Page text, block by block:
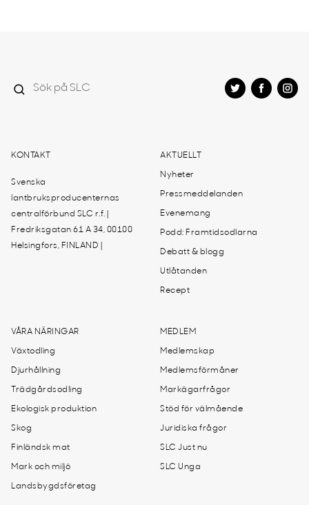
KONTAKT
Svenska
lantbruksproducenternas
centralförbund SLC r.f. |
Fredriksgatan 61 A 34, 00100
Helsingfors, FINLAND |
AKTUELLT
Nyheter
Pressmeddelanden
Evenemang
Podd: Framtidsodlarna
Debatt & blogg
Utlåtanden
Recept
VÅRA NÄRINGAR
Växtodling
Djurhållning
Trädgårdsodling
Ekologisk produktion
Skog
Finländsk mat
Mark och miljö
Landsbygdsföretag
MEDLEM
Medlemskap
Medlemsförmåner
Markägarfrågor
Stöd för välmående
Juridiska frågor
SLC Just nu
SLC Unga